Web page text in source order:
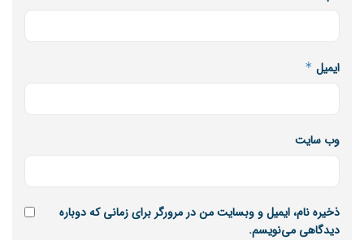
ایمیل *
وب‌ سایت
ذخیره نام، ایمیل و وبسایت من در مرورگر برای زمانی که دوباره
دیدگاهی می‌نویسم.